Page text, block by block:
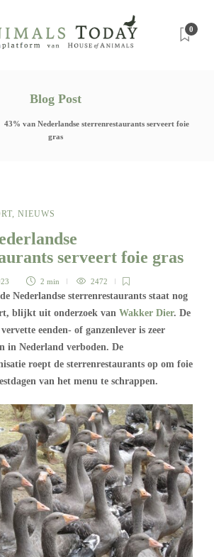
0
Blog Post
43% van Nederlandse sterrenrestaurants serveert foie
gras
, NIEUWS
serveert foie gras
2 min 2472
Nederlandse sterrenrestaurants staat nog
blijkt uit onderzoek van Wakker Dier. De
eenden- of ganzenlever is zeer
in Nederland verboden. De
roept de sterrenrestaurants op om foie
van het menu te schrappen.